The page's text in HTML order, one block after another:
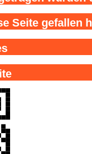
Seite gefallen